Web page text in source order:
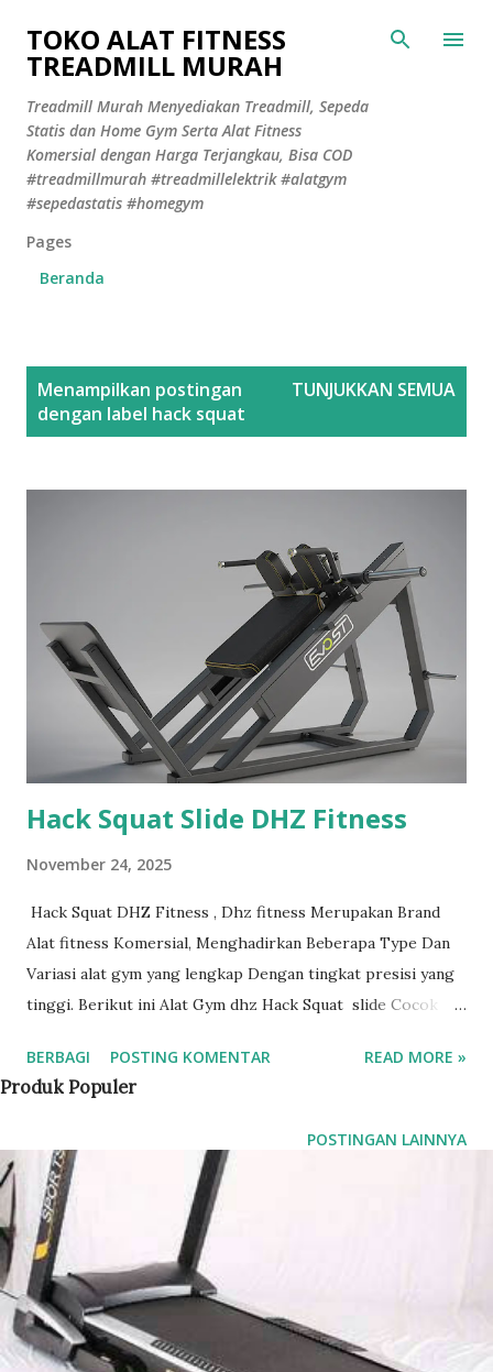
Langsung ke konten utama
TOKO ALAT FITNESS
TREADMILL MURAH
Treadmill Murah Menyediakan Treadmill, Sepeda
Statis dan Home Gym Serta Alat Fitness
Komersial dengan Harga Terjangkau, Bisa COD
#treadmillmurah #treadmillelektrik #alatgym
#sepedastatis #homegym
Pages
Beranda
Menampilkan postingan
dengan label hack squat
TUNJUKKAN SEMUA
Hack Squat Slide DHZ Fitness
November 24, 2025
Hack Squat DHZ Fitness , Dhz fitness Merupakan Brand
Alat fitness Komersial, Menghadirkan Beberapa Type Dan
Variasi alat gym yang lengkap Dengan tingkat presisi yang
tinggi. Berikut ini Alat Gym dhz Hack Squat slide Cocok
Pemesanan Bisa langsung Menghubungi kami atau datang
langsung ke Showroom kami,
BERBAGI POSTING KOMENTAR READ MORE »
POSTINGAN LAINNYA
Produk Populer